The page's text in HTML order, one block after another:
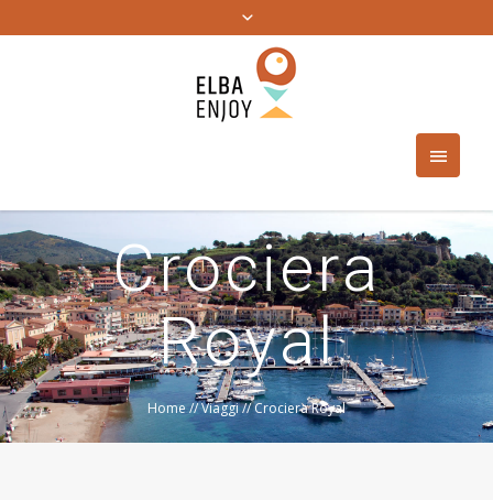
Crociera
Royal
Home//Viaggi//Crociera Royal